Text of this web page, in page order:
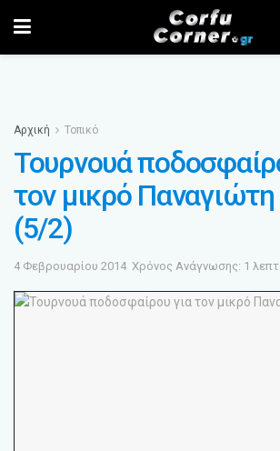
Αρχική Τοπικό
Τουρνουά
τον μικρό Παναγιώτη
(5/2)
4 Φεβρουαρίου 2014 Χρόνος Ανάγνωσης: 1